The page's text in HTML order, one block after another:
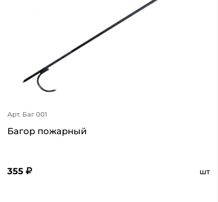
Арт. Баг 001
Багор пожарный
355 шт